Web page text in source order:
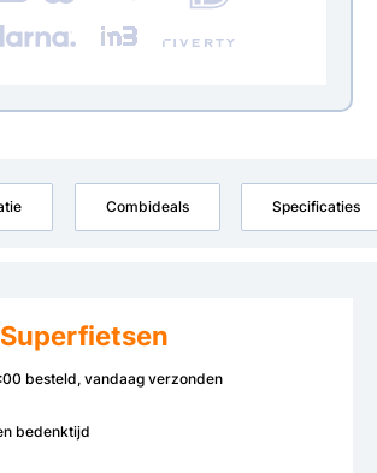
Combideals Specificaties
besteld, vandaag verzonden
bedenktijd